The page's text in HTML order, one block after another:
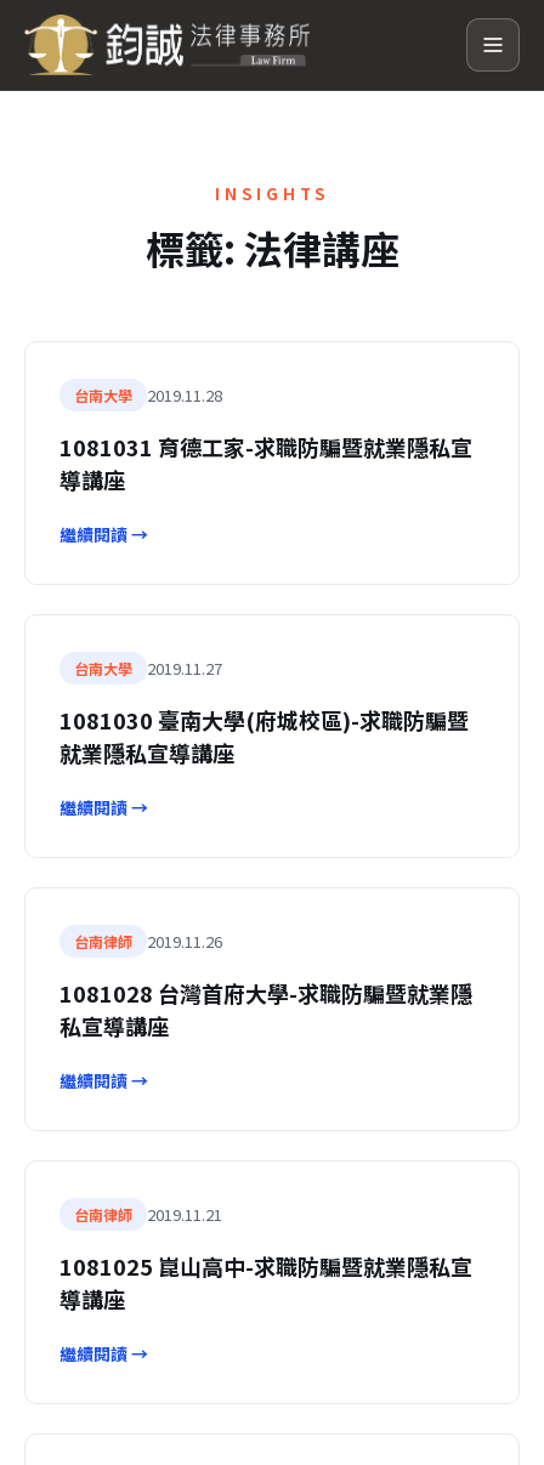
INSIGHTS
標籤: 法律講座
台南大學 2019.11.28
1081031 育德工家-求職防騙暨就業隱私宣
導講座
繼續閱讀 →
台南大學 2019.11.27
1081030 臺南大學(府城校區)-求職防騙暨
就業隱私宣導講座
繼續閱讀 →
台南律師 2019.11.26
1081028 台灣首府大學-求職防騙暨就業隱
私宣導講座
繼續閱讀 →
台南律師 2019.11.21
1081025 崑山高中-求職防騙暨就業隱私宣
導講座
繼續閱讀 →